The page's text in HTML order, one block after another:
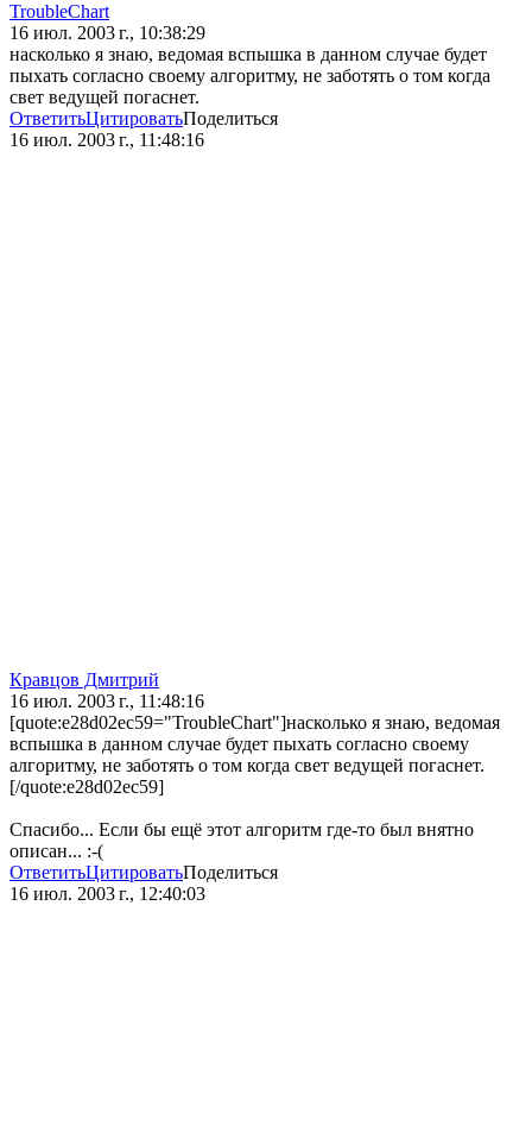
TroubleChart
16 июл. 2003 г., 10:38:29
насколько я знаю, ведомая вспышка в данном случае будет
пыхать согласно своему алгоритму, не заботять о том когда
свет ведущей погаснет.
ОтветитьЦитироватьПоделиться
16 июл. 2003 г., 11:48:16
Кравцов Дмитрий
16 июл. 2003 г., 11:48:16
[quote:e28d02ec59="TroubleChart"]насколько я знаю, ведомая
вспышка в данном случае будет пыхать согласно своему
алгоритму, не заботять о том когда свет ведущей погаснет.
[/quote:e28d02ec59]
Спасибо... Если бы ещё этот алгоритм где-то был внятно
описан... :-(
ОтветитьЦитироватьПоделиться
16 июл. 2003 г., 12:40:03